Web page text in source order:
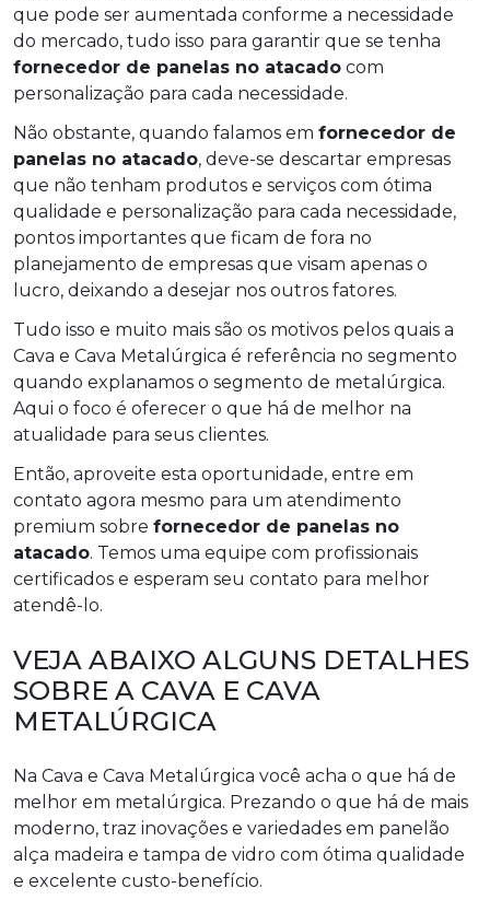
que pode ser aumentada conforme a necessidade
do mercado, tudo isso para garantir que se tenha
fornecedor de panelas no atacado com
personalização para cada necessidade.
Não obstante, quando falamos em fornecedor de
panelas no atacado, deve-se descartar empresas
que não tenham produtos e serviços com ótima
qualidade e personalização para cada necessidade,
pontos importantes que ficam de fora no
planejamento de empresas que visam apenas o
lucro, deixando a desejar nos outros fatores.
Tudo isso e muito mais são os motivos pelos quais a
Cava e Cava Metalúrgica é referência no segmento
quando explanamos o segmento de metalúrgica.
Aqui o foco é oferecer o que há de melhor na
atualidade para seus clientes.
Então, aproveite esta oportunidade, entre em
contato agora mesmo para um atendimento
premium sobre fornecedor de panelas no
atacado. Temos uma equipe com profissionais
certificados e esperam seu contato para melhor
atendê-lo.
VEJA ABAIXO ALGUNS DETALHES
SOBRE A CAVA E CAVA
METALÚRGICA
Na Cava e Cava Metalúrgica você acha o que há de
melhor em metalúrgica. Prezando o que há de mais
moderno, traz inovações e variedades em panelão
alça madeira e tampa de vidro com ótima qualidade
e excelente custo-benefício.